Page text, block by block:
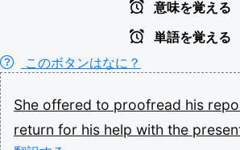
意味を覚える
単語を覚える
このボタンはなに？
She offered to proofread his
return for his help with the